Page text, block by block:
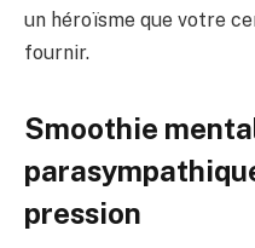
un héroïsme que votre
fournir.
Smoothie
pression